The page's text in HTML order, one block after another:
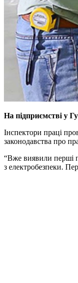
На підприємстві у
Інспектори праці
законодавства про
“Вже виявили перші
з електробезпеки.